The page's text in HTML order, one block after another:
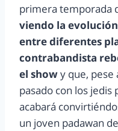
primera temporada
viendo la
entre diferentes
contrabandista
el showy que, pese
pasado con los
acabará
un joven padawan